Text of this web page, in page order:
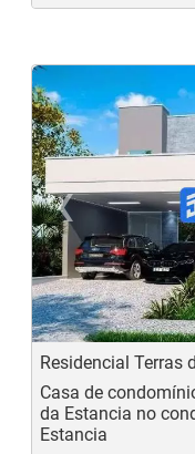
‹
Residencial Terras
Casa de
da Estancia no
Estancia